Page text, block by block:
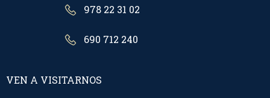
978 22 31 02
690 712 240
VEN A VISITARNOS